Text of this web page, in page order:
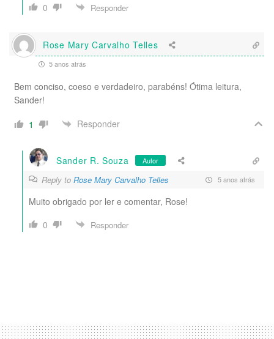
0
Responder
Rose Mary Carvalho Telles
5 anos atrás
Bem conciso, coeso e verdadeiro, parabéns! Ótima leitura,
Sander!
1
Responder
Sander R. Souza Autor
Reply to Rose Mary Carvalho Telles 5 anos atrás
Muito obrigado por ler e comentar, Rose!
0
Responder